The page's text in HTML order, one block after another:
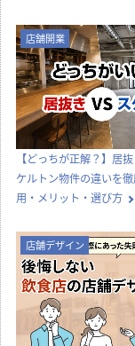
店舗開業
【どっちが正解？】居
ケルトン物件の違いを
用・メリット・選び方
店舗デザイン